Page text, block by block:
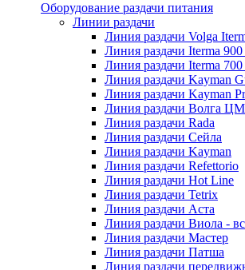
Оборудование раздачи питания
Линии раздачи
Линия раздачи Volga
Линия раздачи Iterma
Линия раздачи Iterma
Линия раздачи Kayman
Линия раздачи Kayman
Линия раздачи Волга
Линия раздачи Rada
Линия раздачи Сейла
Линия раздачи Kayman
Линия раздачи Refettorio
Линия раздачи Hot Line
Линия раздачи Tetrix
Линия раздачи Аста
Линия раздачи Виола -
Линия раздачи Мастер
Линия раздачи Патша
Линия раздачи